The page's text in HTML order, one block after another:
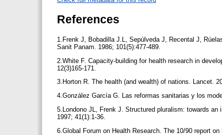
References
1.Frenk J, Bobadilla J.L, Sepúlveda J, Recental J,
Sanit Panam. 1986; 101(5):477-489.
2.White F. Capacity-building for health research in
12(3)165-171.
3.Horton R. The health (and wealth) of nations. Lancet.
4.González García G. Las reformas sanitarias y los
5.Londono JL, Frenk J. Structured pluralism: towards
1997; 41(1):1-36.
6.Global Forum on Health Research. The 10/90 report